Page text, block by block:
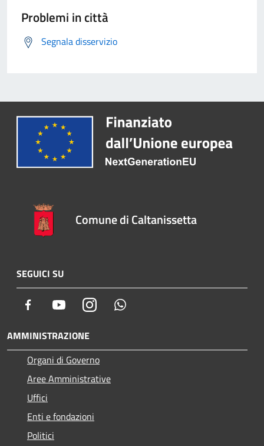
Problemi in città
Segnala disservizio
Comune di Caltanissetta
SEGUICI SU
Facebook YoutubeInstagram
AMMINISTRAZIONE
Organi di Governo
Aree Amministrative
Uffici
Enti e fondazioni
Politici